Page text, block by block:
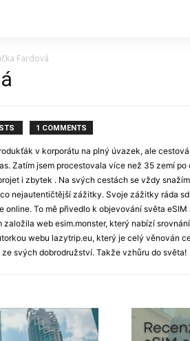
Fardová
1 COMMENTS
v korporátu na plný úvazek, ale
Zatím jsem procestovala více než 35 zemí
i zbytek . Na svých cestách se vždy
nejautentičtější zážitky. Svoje zážitky ráda
online. To mě přivedlo k objevování světa
založila web esim.monster, který nabízí
webu lazytrip.eu, který je celý věnován
svých dobrodružství. Takže vzhůru do světa!